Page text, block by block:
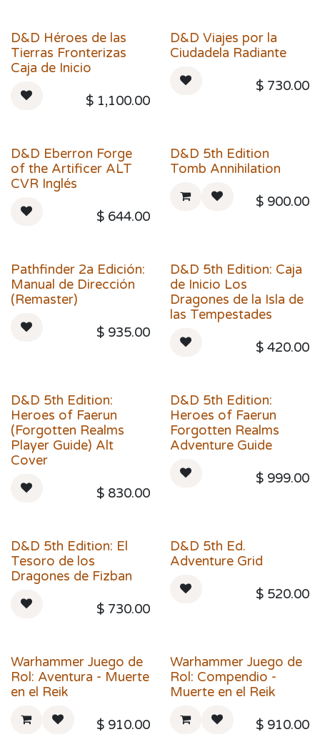
D&D Héroes de las
Tierras Fronterizas
Caja de Inicio
$ 1,100.00
D&D Viajes por la
Ciudadela Radiante
$ 730.00
D&D Eberron Forge
of the Artificer ALT
CVR Inglés
$ 644.00
D&D 5th Edition
Tomb Annihilation
$ 900.00
Pathfinder 2a Edición:
Manual de Dirección
(Remaster)
$ 935.00
D&D 5th Edition: Caja
de Inicio Los
Dragones de la Isla de
las Tempestades
$ 420.00
D&D 5th Edition:
Heroes of Faerun
(Forgotten Realms
Player Guide) Alt
Cover
$ 830.00
D&D 5th Edition:
Heroes of Faerun
Forgotten Realms
Adventure Guide
$ 999.00
D&D 5th Edition: El
Tesoro de los
Dragones de Fizban
$ 730.00
D&D 5th Ed.
Adventure Grid
$ 520.00
Warhammer Juego de
Rol: Aventura - Muerte
en el Reik
$ 910.00
Warhammer Juego de
Rol: Compendio -
Muerte en el Reik
$ 910.00